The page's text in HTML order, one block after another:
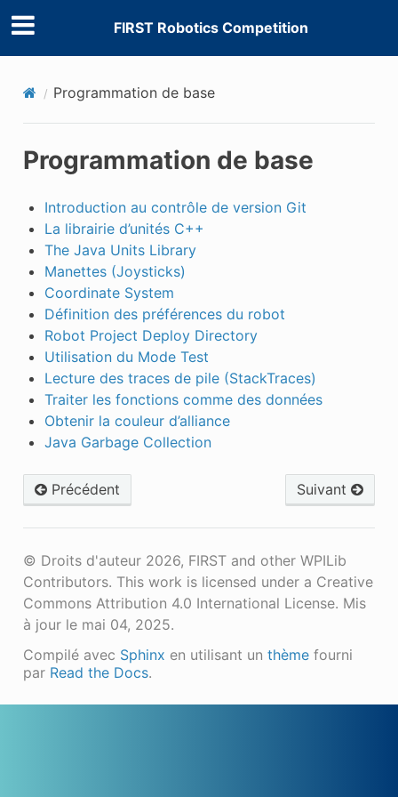
FIRST Robotics Competition
Programmation de base
Programmation de base
Introduction au contrôle de version Git
La librairie d’unités C++
The Java Units Library
Manettes (Joysticks)
Coordinate System
Définition des préférences du robot
Robot Project Deploy Directory
Utilisation du Mode Test
Lecture des traces de pile (StackTraces)
Traiter les fonctions comme des données
Obtenir la couleur d’alliance
Java Garbage Collection
Précédent Suivant
© Droits d'auteur 2026, FIRST and other WPILib
Contributors. This work is licensed under a Creative
Commons Attribution 4.0 International License. Mis
à jour le mai 04, 2025.
Compilé avec Sphinx en utilisant un thèmefourni
par Read the Docs.